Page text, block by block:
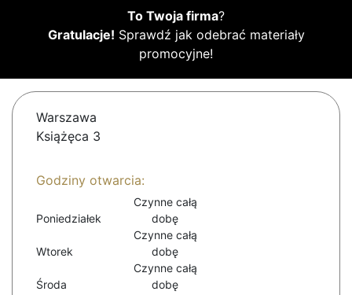
To Twoja firma?
Gratulacje! Sprawdź jak odebrać materiały
promocyjne!
Warszawa
Książęca 3
Godziny otwarcia:
Poniedziałek
Czynne całą
dobę
Wtorek
Czynne całą
dobę
Środa
Czynne całą
dobę